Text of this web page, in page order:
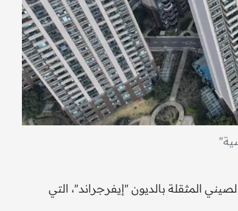
المثقلة بالديون "إيفرجراند"، التي